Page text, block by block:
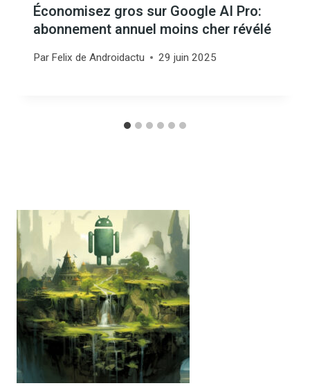
Économisez gros sur Google AI Pro:
abonnement annuel moins cher révélé
Par Felix de Androidactu 29 juin 2025